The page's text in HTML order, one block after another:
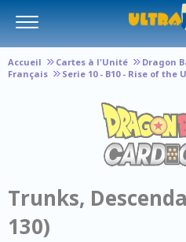
Accueil Cartes à l'Unité
Dragon
Français
Serie 10 - B10 - Rise of the
Trunks,
130)